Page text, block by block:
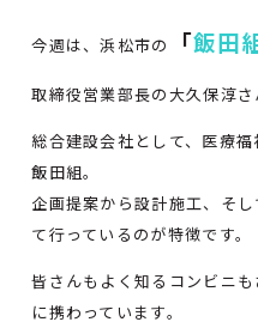
今週は、浜松市の 「飯田
取締役営業部長の大久保淳
総合建設会社として、医療
飯田組。
企画提案から設計施工、そ
て行っているのが特徴です。
皆さんもよく知るコンビニ
に携わっています。